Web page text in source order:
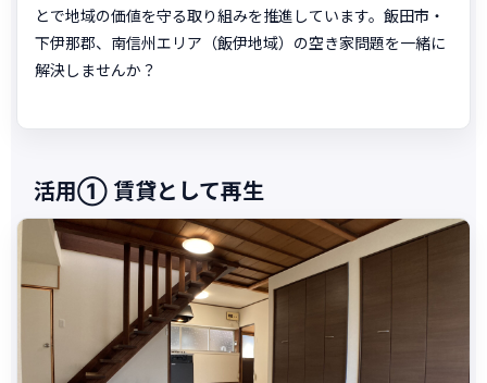
とで地域の価値を守る取り組みを推進しています。飯田市・
下伊那郡、南信州エリア（飯伊地域）の空き家問題を一緒に
解決しませんか？
活用① 賃貸として再生